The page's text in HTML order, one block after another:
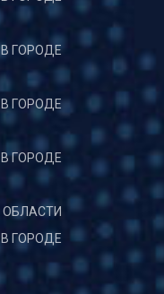
ГОРОДЕ
ГОРОДЕ
ГОРОДЕ
ГОРОДЕ